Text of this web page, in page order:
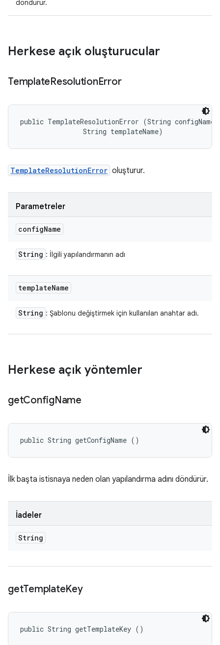
döndürür.
Herkese açık oluşturucular
TemplateResolutionError
public TemplateResolutionError (String
                String templateName)
TemplateResolutionError oluşturur.
Parametreler
configName
String : İlgili yapılandırmanın adı
templateName
String : Şablonu değiştirmek için kullanılan anahtar adı.
Herkese açık yöntemler
getConfigName
public String getConfigName ()
İlk başta istisnaya neden olan yapılandırma adını döndürür.
İadeler
String
getTemplateKey
public String getTemplateKey ()